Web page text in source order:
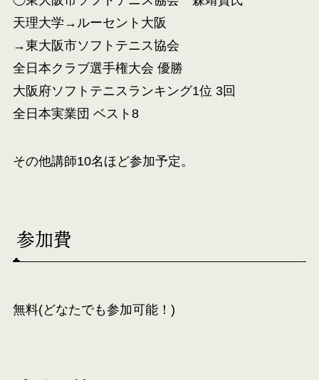
天理大学→ルーセント大阪
→東大阪市ソフトテニス協会
全日本クラブ選手権大会 優勝
大阪府ソフトテニスランキング1位 3回
全日本実業団 ベスト8
その他講師10名ほど参加予定。
参加費
無料(どなたでも参加可能！)